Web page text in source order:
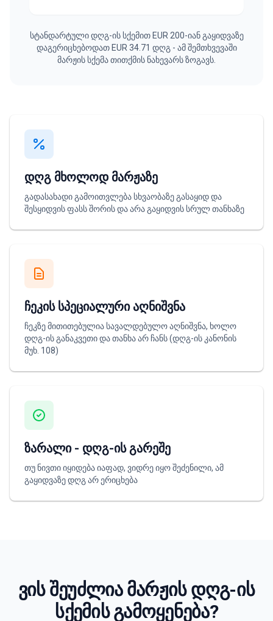
სტანდარტული დღგ-ის სქემით EUR 200-იან გაყიდვაზე
დაგერიცხებოდათ EUR 34.71 დღგ - ამ შემთხვევაში
მარჟის სქემა თითქმის ნახევარს ზოგავს.
დღგ მხოლოდ მარჟაზე
გადასახადი გამოითვლება სხვაობაზე გასაყიდ და
შესყიდვის ფასს შორის და არა გაყიდვის სრულ თანხაზე
ჩეკის სპეციალური აღნიშვნა
ჩეკზე მითითებულია სავალდებულო აღნიშვნა, ხოლო
დღგ-ის განაკვეთი და თანხა არ ჩანს (დღგ-ის კანონის
მუხ. 108)
ზარალი - დღგ-ის გარეშე
თუ ნივთი იყიდება იაფად, ვიდრე იყო შეძენილი, ამ
გაყიდვაზე დღგ არ ერიცხება
ვის შეუძლია მარჟის დღგ-ის
სქემის გამოყენება?